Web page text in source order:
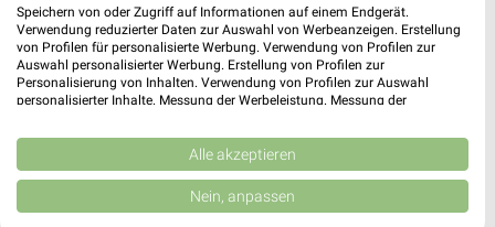
weekli - Prospekte & Angebote App
Alle PENNY Angebote immer griffbereit – mit der kostenlosen
weekli App für iOS & Android.
Folge deinem Lieblingshändler
✔Push-Benachrichtigungen bei neuen Prospekten
Einkaufsliste - Einkauf stressfrei planen
Speichern von oder Zugriff auf Informationen auf einem Endgerät.
Verwendung reduzierter Daten zur Auswahl von Werbeanzeigen. Erstellung
von Profilen für personalisierte Werbung. Verwendung von Profilen zur
Auswahl personalisierter Werbung. Erstellung von Profilen zur
Personalisierung von Inhalten. Verwendung von Profilen zur Auswahl
personalisierter Inhalte. Messung der Werbeleistung. Messung der
Kombinationen von Daten aus verschiedenen Quellen. Entwicklung und
Verbesserung der Angebote. Verwendung reduzierter Daten zur Auswahl
von Inhalten.
Daten können außerhalb der Europäischen Union weitergegeben und in die
USA gesendet werden.
Alle akzeptieren
Nein, anpassen